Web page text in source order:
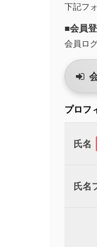
下記フ
■会員
会員ロ
プロフ
氏名
氏名